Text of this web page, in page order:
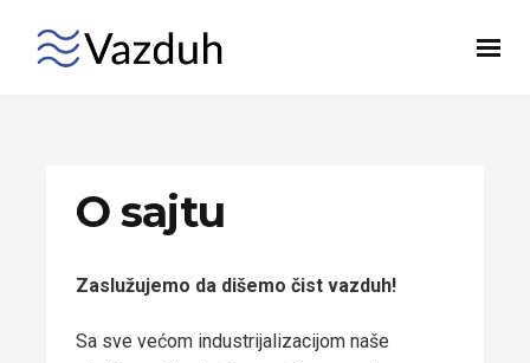
O sajtu
Zaslužujemo da dišemo čist vazduh!
Sa sve većom industrijalizacijom naše